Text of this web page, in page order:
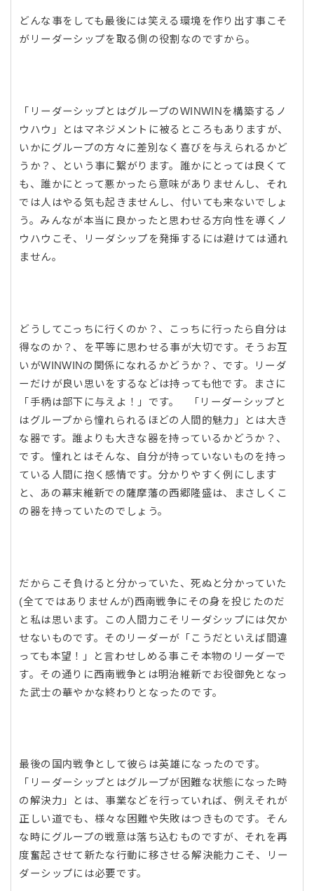
どんな事をしても最後には笑える環境を作り出す事こそ
がリーダーシップを取る側の役割なのですから。
「リーダーシップとはグループのWINWINを構築するノ
ウハウ」とはマネジメントに被るところもありますが、
いかにグループの方々に差別なく喜びを与えられるかど
うか？、という事に繋がります。誰かにとっては良くて
も、誰かにとって悪かったら意味がありませんし、それ
では人はやる気も起きませんし、付いても来ないでしょ
う。みんなが本当に良かったと思わせる方向性を導くノ
ウハウこそ、リーダシップを発揮するには避けては通れ
ません。
どうしてこっちに行くのか？、こっちに行ったら自分は
得なのか？、を平等に思わせる事が大切です。そうお互
いがWINWINの関係になれるかどうか？、です。リーダ
ーだけが良い思いをするなどは持っても他です。まさに
「手柄は部下に与えよ！」です。 「リーダーシップと
はグループから憧れられるほどの人間的魅力」とは大き
な器です。誰よりも大きな器を持っているかどうか？、
です。憧れとはそんな、自分が持っていないものを持っ
ている人間に抱く感情です。分かりやすく例にします
と、あの幕末維新での薩摩藩の西郷隆盛は、まさしくこ
の器を持っていたのでしょう。
だからこそ負けると分かっていた、死ぬと分かっていた
(全てではありませんが)西南戦争にその身を投じたのだ
と私は思います。この人間力こそリーダシップには欠か
せないものです。そのリーダーが「こうだといえば間違
っても本望！」と言わせしめる事こそ本物のリーダーで
す。その通りに西南戦争とは明治維新でお役御免となっ
た武士の華やかな終わりとなったのです。
最後の国内戦争として彼らは英雄になったのです。
「リーダーシップとはグループが困難な状態になった時
の解決力」とは、事業などを行っていれば、例えそれが
正しい道でも、様々な困難や失敗はつきものです。そん
な時にグループの戦意は落ち込むものですが、それを再
度奮起させて新たな行動に移させる解決能力こそ、リー
ダーシップには必要です。